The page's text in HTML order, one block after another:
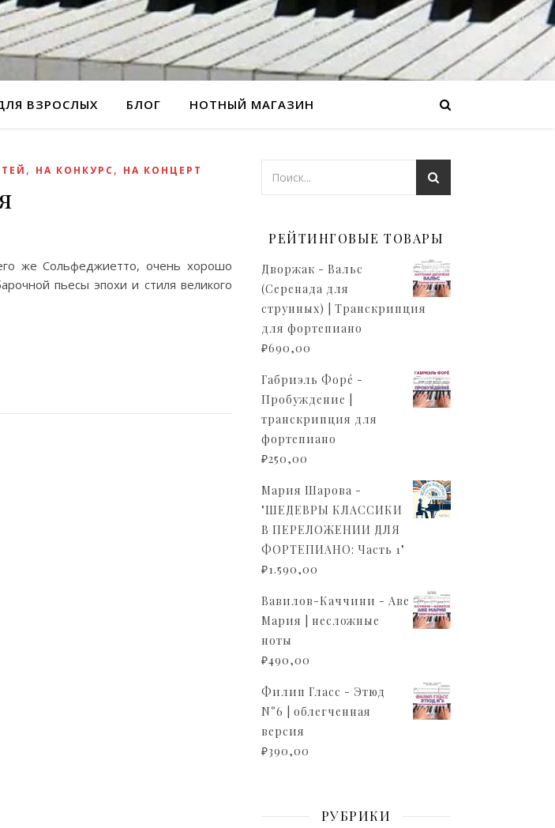
ВЗРОСЛЫХ БЛОГ НОТНЫЙ МАГАЗИН
, НА КОНКУРС , НА КОНЦЕРТ
же Сольфеджиетто, очень хорошо
пьесы эпохи и стиля великого
РЕЙТИНГОВЫЕ ТОВАРЫ
Дворжак - Вальс
(Серенада для
струнных) | Транскрипция
для фортепиано
₽690,00
Габриэль Форé -
Пробуждение |
транскрипция для
фортепиано
₽250,00
Мария Шарова -
"ШЕДЕВРЫ КЛАССИКИ
В ПЕРЕЛОЖЕНИИ ДЛЯ
ФОРТЕПИАНО: Часть 1"
₽1.590,00
Вавилов-Каччини - Аве
Мария | несложные
ноты
₽490,00
Филип Гласс - Этюд
N°6 | облегченная
версия
₽390,00
РУБРИКИ